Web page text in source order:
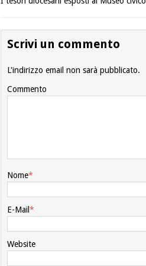
Scrivi un commento
L'indirizzo email non sarà pubblicato.
Commento
Nome*
E-Mail*
Website